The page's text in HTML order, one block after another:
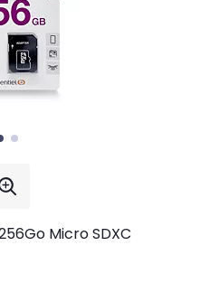
Micro SDXC